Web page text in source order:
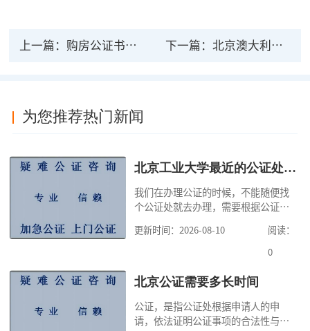
上一篇： 购房公证书有法律效力吗？房产证公证所需材料有哪些? 下一篇： 北京澳大利亚法律文件公证如何办理？流程是怎么样的？
为您推荐热门新闻
北京工业大学最近的公证处电话
我们在办理公证的时候，不能随便找
个公证处就去办理，需要根据公证事
能向不动产所在地的公证处申请办
理，有的公证可以在申请人住所地、
证处申请办理，因此，公证咨询提示
知道自己办理何种公证，自己可以向
哪个公证书提出
更新时间：2026-08-10
阅读：
0
北京公证需要多长时间
公证，是指公证处根据申请人的申
请，依法证明公证事项的合法性与真